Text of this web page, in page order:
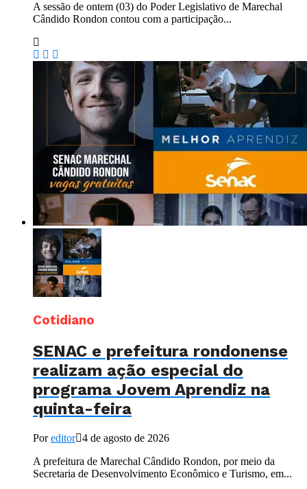
A sessão de ontem (03) do Poder Legislativo de Marechal
Cândido Rondon contou com a participação...
Cotidiano
SENAC e prefeitura rondonense
realizam ação especial do
programa Jovem Aprendiz na
quinta-feira
Poreditor 4 de agosto de 2026
A prefeitura de Marechal Cândido Rondon, por meio da
Secretaria de Desenvolvimento Econômico e Turismo, em...